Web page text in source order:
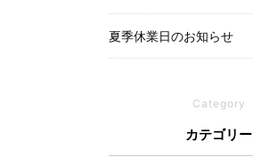
夏季休業日のお知らせ
Category
カテゴリー